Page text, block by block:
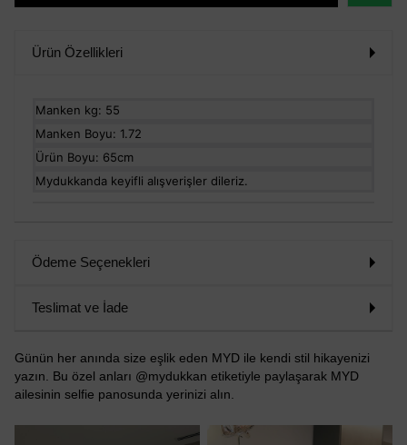
SİPARİŞ
Ürün Özellikleri
Manken kg: 55
Manken Boyu: 1.72
Ürün Boyu: 65cm
Mydukkanda keyifli alışverişler dileriz.
Ödeme Seçenekleri
Teslimat ve İade
Günün her anında size eşlik eden MYD ile kendi stil hikayenizi
yazın. Bu özel anları @mydukkan etiketiyle paylaşarak MYD
ailesinin selfie panosunda yerinizi alın.